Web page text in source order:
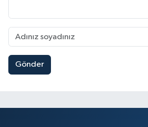
Gönder